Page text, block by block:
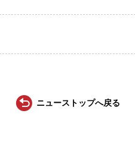
ニューストップへ戻る